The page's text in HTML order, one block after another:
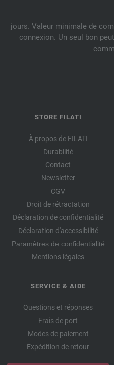
jours. Valeur minimale de
connexion. Un seul bon
STORE FILATI
À propos de FILATI
Durabilité
Contact
Newsletter
CGV
Droit de rétractation
Déclaration de confidentialité
Déclaration d'accessibilité
Paramètres de confidentialité
Mentions légales
SERVICE & AIDE
Questions et réponses
Frais de port
Modes de paiement
Expédition de retour